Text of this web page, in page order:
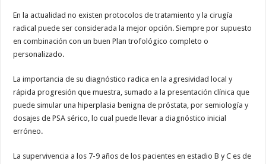
En la actualidad no existen protocolos de tratamiento y la cirugía
radical puede ser considerada la mejor opción. Siempre por supuesto
en combinación con un buen Plan trofológico completo o
personalizado.
La importancia de su diagnóstico radica en la agresividad local y
rápida progresión que muestra, sumado a la presentación clínica que
puede simular una hiperplasia benigna de próstata, por semiología y
dosajes de PSA sérico, lo cual puede llevar a diagnóstico inicial
erróneo.
La supervivencia a los 7-9 años de los pacientes en estadio B y C es de